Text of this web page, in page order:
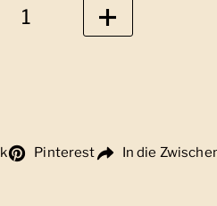
Pinterest In die